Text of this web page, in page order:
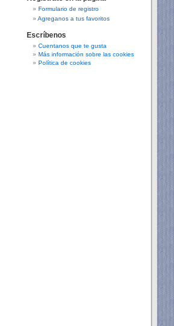
Formulario de registro
Agreganos a tus favoritos
Escríbenos
Cuentanos que te gusta
Más información sobre las cookies
Política de cookies